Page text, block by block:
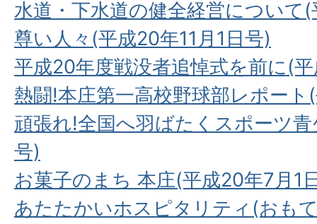
水道・下水道の健全経営について
尊い人々(平成20年11月1日号)
平成20年度戦没者追悼式を前に(
熱闘!本庄第一高校野球部レポー
頑張れ!全国へ羽ばたくスポーツ
号)
お菓子のまち 本庄(平成20年7月1
あたたかいホスピタリティ(おも